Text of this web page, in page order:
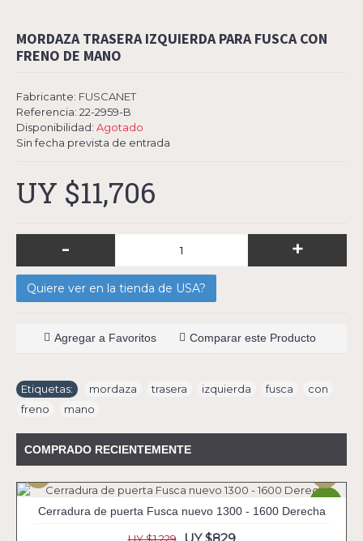
MORDAZA TRASERA IZQUIERDA PARA FUSCA CON
FRENO DE MANO
Fabricante: FUSCANET
Referencia: 22-2959-B
Disponibilidad: Agotado
Sin fecha prevista de entrada
UY $11,706
- +
Quiere ver en la tienda de USA?
Agregar a Favoritos Comparar este Producto
Etiquetas: mordaza trasera izquierda fusca con
freno
mano
COMPRADO RECIENTEMENTE
Cerradura de puerta Fusca nuevo 1300 - 1600 Derecha